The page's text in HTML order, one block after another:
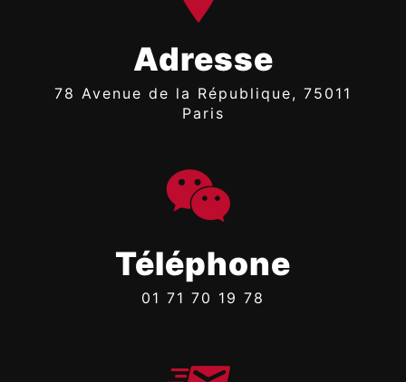
Adresse
78 Avenue de la République, 75011
Paris
Téléphone
01 71 70 19 78